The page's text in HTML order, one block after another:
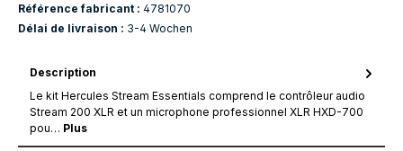
Référence fabricant : 4781070
Délai de livraison : 3-4 Wochen
Description
Le kit Hercules Stream Essentials comprend le contrôleur audio
Stream 200 XLR et un microphone professionnel XLR HXD-700
pou… Plus